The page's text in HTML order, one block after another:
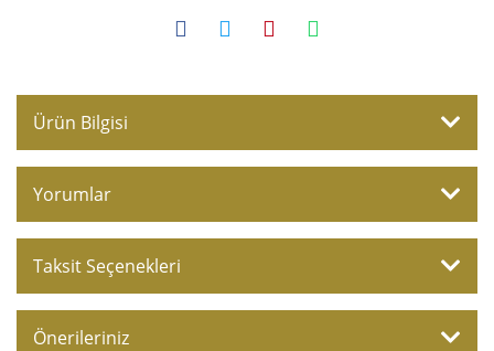
Ürün Bilgisi
Yorumlar
Taksit Seçenekleri
Önerileriniz